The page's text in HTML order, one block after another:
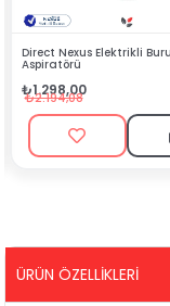
%41
Direct
ÜRÜN ÖZELLIKLERI